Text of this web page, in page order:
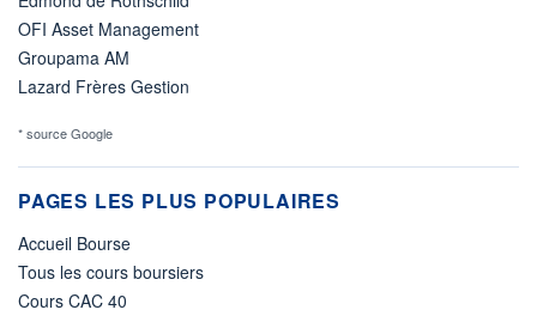
OFI Asset Management
Groupama AM
Lazard Frères Gestion
* source Google
PAGES LES PLUS POPULAIRES
Accueil Bourse
Tous les cours boursiers
Cours CAC 40